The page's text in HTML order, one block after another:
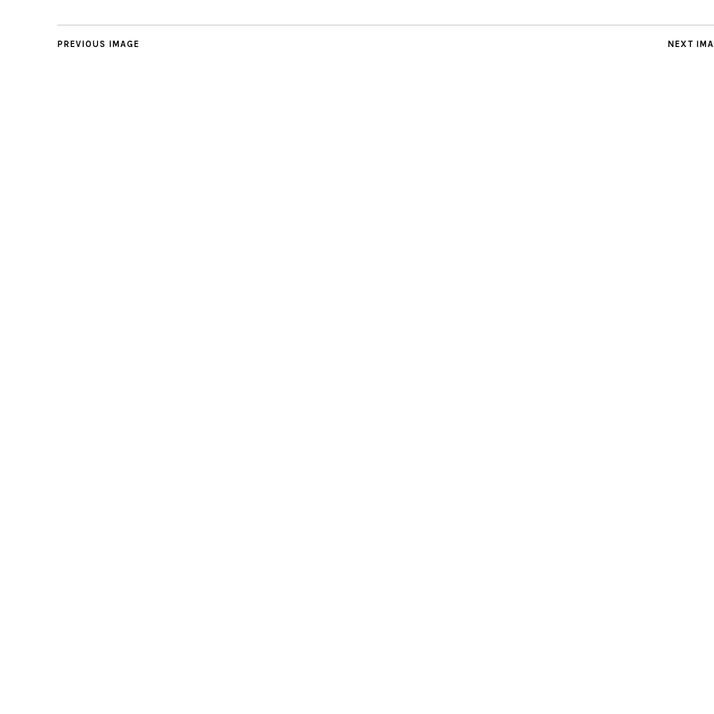
NEXT
PREVIOUS IMAGE